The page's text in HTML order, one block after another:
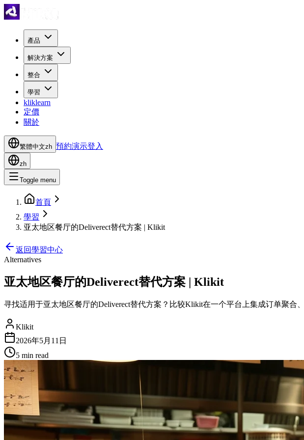
產品
解決方案
整合
學習
kliklearn
定價
關於
繁體中文zh 預約演示登入
zh
Toggle menu
首頁
學習
亚太地区餐厅的Deliverect替代方案 | Klikit
返回學習中心
Alternatives
亚太地区餐厅的Deliverect替代方案 | Klikit
寻找适用于亚太地区餐厅的Deliverect替代方案？比较Klikit在一个平台上集成订单聚合
Klikit
2026年5月11日
5 min read